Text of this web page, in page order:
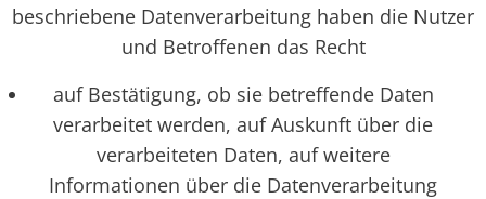
beschriebene Datenverarbeitung haben die Nutzer
und Betroffenen das Recht
auf Bestätigung, ob sie betreffende Daten
verarbeitet werden, auf Auskunft über die
verarbeiteten Daten, auf weitere
Informationen über die Datenverarbeitung